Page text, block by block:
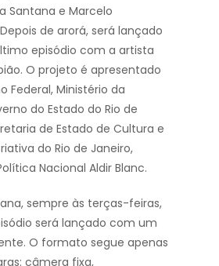
Santana e Marcelo
de arorá, será lançado
episódio com a artista
O projeto é apresentado
Federal, Ministério da
do Estado do Rio de
de Estado de Cultura e
do Rio de Janeiro,
Nacional Aldir Blanc.
sempre às terças-feiras,
será lançado com um
O formato segue apenas
câmera fixa,